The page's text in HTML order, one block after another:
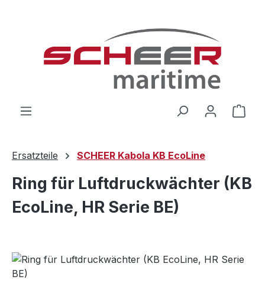
Ersatzteile SCHEER Kabola KB EcoLine
Ring für Luftdruckwächter (KB
EcoLine, HR Serie BE)
Bildergalerie überspringen